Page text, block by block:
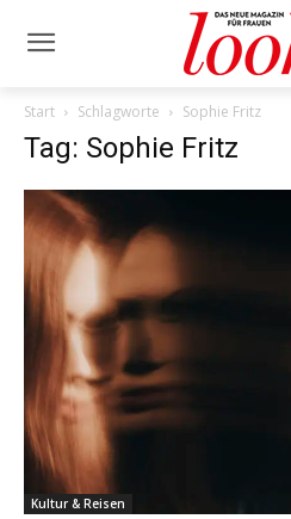
Start Schlagworte Sophie Fritz
Tag: Sophie Fritz
Kultur & Reisen